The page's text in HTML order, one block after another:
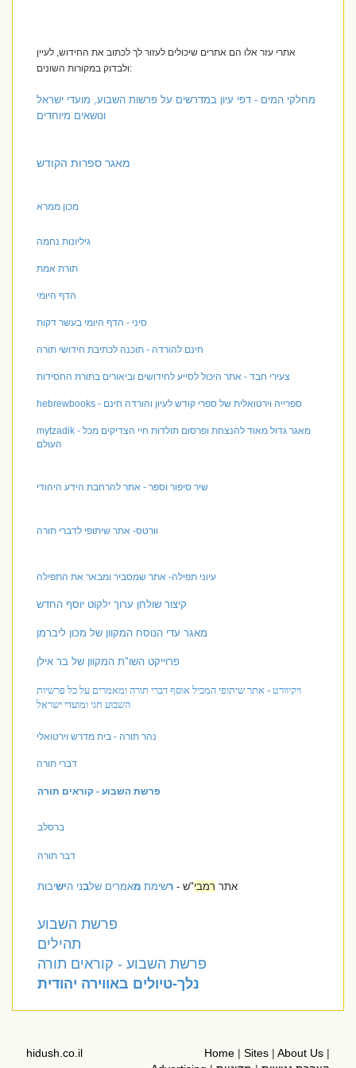
אתרי עזר אלו הם אתרים שיכולים לעזור לך לכתוב את החידוש, לעיין
ולבדוק במקורות השונים:
מחלקי המים - דפי עיון במדרשים על פרשות השבוע, מועדי ישראל
ונושאים מיוחדים
מאגר ספרות הקודש
מכון ממרא
גיליונות נחמה
תורת אמת
הדף היומי
סיני - הדף היומי בעשר דקות
חינם להורדה - תוכנה לכתיבת חידושי תורה
צעירי חבד - אתר היכול לסייע לחידושים וביאורים בתורת החסידות
hebrewbooks - ספרייה וירטואלית של ספרי קודש לעיון והורדה חינם
mytzadik - מאגר גדול מאוד להנצחת ופרסום תולדות חיי הצדיקים מכל
העולם
שיר סיפור וספר - אתר להרחבת הידע היהודי
וורטס- אתר שיתופי לדברי תורה
עיוני תפילה- אתר שמסביר ומבאר את התפילה
קיצור שולחן ערוך ילקוט יוסף החדש
מאגר עדי הנוסח המקוון של מכון ליברמן
פרוייקט השו"ת המקוון של בר אילן
ויקיוורט - אתר שיתופי המכיל אוסף דברי תורה ומאמרים על כל פרשיות
השבוע חגי ומועדי ישראל
נהר תורה - בית מדרש וירטואלי
דברי תורה
פרשת השבוע - קוראים תורה
ברסלב
דבר תורה
אתר רמבי"ש - רשימת מאמרים שלבני הישיבות
פרשת השבוע
תהילים
פרשת השבוע - קוראים תורה
נלך-טיולים באווירה יהודית
Home | Sites | About Us |
hidush.co.il